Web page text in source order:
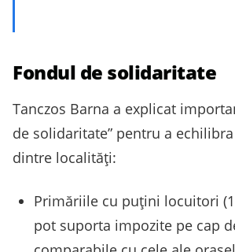
Fondul de solidaritate
Tanczos Barna a explicat
de solidaritate” pentru a
dintre localități:
Primăriile cu puțini locuitori
pot suporta impozite pe cap